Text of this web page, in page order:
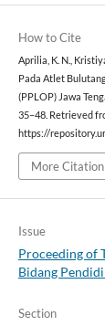
How to Cite
Aprilia, K. N.,
Pada Atlet
(PPLOP) Jawa
35–48. Retrieved
https://
More
Issue
Proceeding of
Bidang
Section